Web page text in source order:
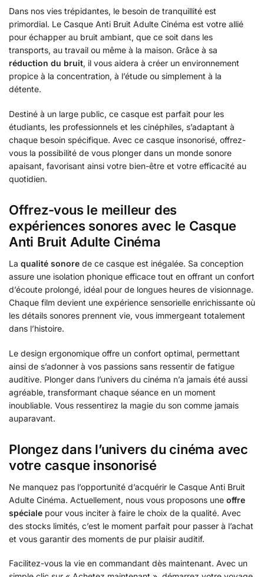
Dans nos vies trépidantes, le besoin de tranquillité est
primordial. Le Casque Anti Bruit Adulte Cinéma est votre allié
pour échapper au bruit ambiant, que ce soit dans les
transports, au travail ou même à la maison. Grâce à sa
réduction du bruit, il vous aidera à créer un environnement
propice à la concentration, à l’étude ou simplement à la
détente.
Destiné à un large public, ce casque est parfait pour les
étudiants, les professionnels et les cinéphiles, s’adaptant à
chaque besoin spécifique. Avec ce casque insonorisé, offrez-
vous la possibilité de vous plonger dans un monde sonore
apaisant, favorisant ainsi votre bien-être et votre efficacité au
quotidien.
Offrez-vous le meilleur des
expériences sonores avec le Casque
Anti Bruit Adulte Cinéma
La qualité sonore de ce casque est inégalée. Sa conception
assure une isolation phonique efficace tout en offrant un confort
d’écoute prolongé, idéal pour de longues heures de visionnage.
Chaque film devient une expérience sensorielle enrichissante où
les détails sonores prennent vie, vous immergeant totalement
dans l’histoire.
Le design ergonomique offre un confort optimal, permettant
ainsi de s’adonner à vos passions sans ressentir de fatigue
auditive. Plonger dans l’univers du cinéma n’a jamais été aussi
agréable, transformant chaque séance en un moment
inoubliable. Vous ressentirez la magie du son comme jamais
auparavant.
Plongez dans l’univers du cinéma avec
votre casque insonorisé
Ne manquez pas l’opportunité d’acquérir le Casque Anti Bruit
Adulte Cinéma. Actuellement, nous vous proposons une offre
spéciale pour vous inciter à faire le choix de la qualité. Avec
des stocks limités, c’est le moment parfait pour passer à l’achat
et vous garantir des moments de pur plaisir auditif.
Facilitez-vous la vie en commandant dès maintenant. Avec un